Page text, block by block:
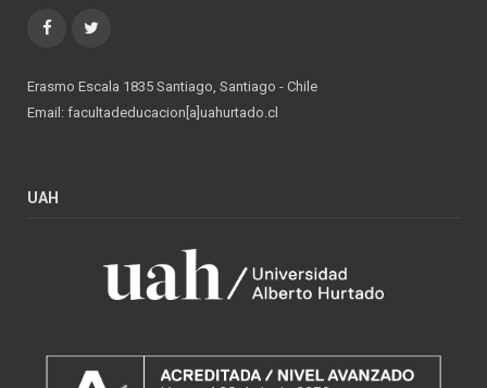
Facebook
Erasmo Escala 1835 Santiago, Santiago - Chile
Email: facultadeducacion[a]uahurtado.cl
UAH